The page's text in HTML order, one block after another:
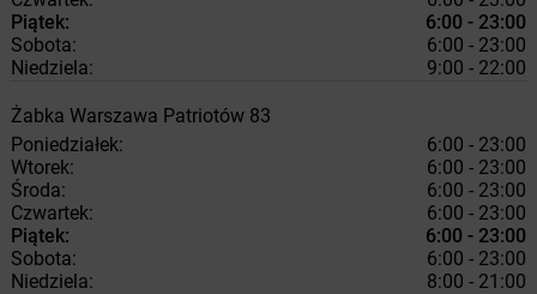
Piątek:
6:00 - 23:00
Sobota:
6:00 - 23:00
Niedziela:
9:00 - 22:00
Żabka Warszawa Patriotów 83
Poniedziałek:
6:00 - 23:00
Wtorek:
6:00 - 23:00
Środa:
6:00 - 23:00
Czwartek:
6:00 - 23:00
Piątek:
6:00 - 23:00
Sobota:
6:00 - 23:00
Niedziela:
8:00 - 21:00